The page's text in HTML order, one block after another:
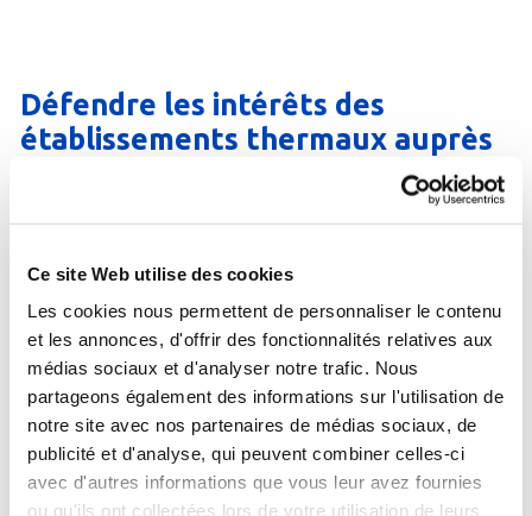
Ce site Web utilise des cookies
Les cookies nous permettent de personnaliser le contenu
et les annonces, d'offrir des fonctionnalités relatives aux
médias sociaux et d'analyser notre trafic. Nous
partageons également des informations sur l'utilisation de
notre site avec nos partenaires de médias sociaux, de
publicité et d'analyse, qui peuvent combiner celles-ci
avec d'autres informations que vous leur avez fournies
ou qu'ils ont collectées lors de votre utilisation de leurs
Défendre les intérêts des
établissements thermaux auprès
des différentes instances de l’Etat
Si l’allopathie a permis, depuis la fin du XIXe siècle,
d’extraordinaires progrès médicaux, elle a également
donné à la pharmacopée une place de plus en plus
prépondérante, au risque d’une surconsommation de
médicaments. Autant pour des raisons économiques que
pour une plus grande efficacité thérapeutique, d’autres
approches thérapeutiques plus holistiques sont
nécessaires. Au delà de son efficacité, la médecine
thermale redonne toute sa place à l’interaction
thérapeutique, recentrant la relation entre le médecin et